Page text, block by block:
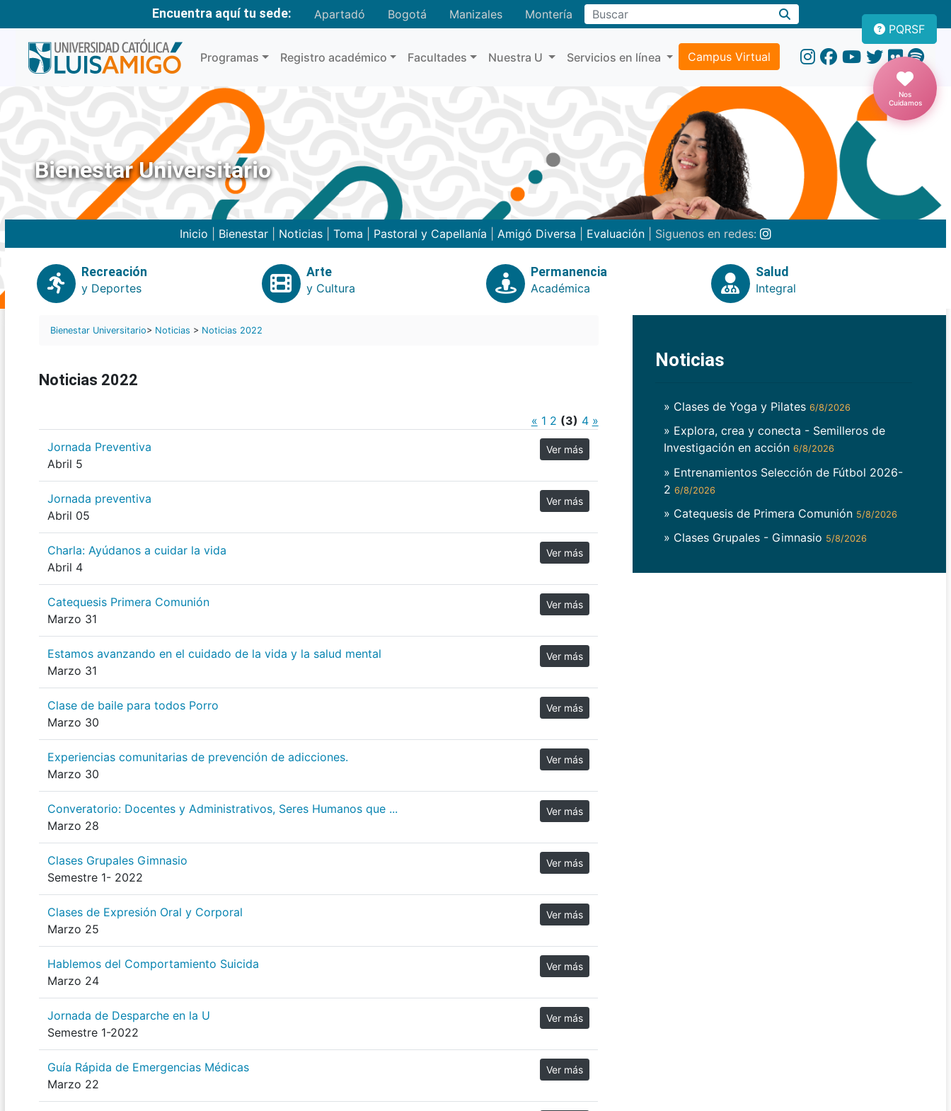
Encuentra aquí tu sede: Apartadó Bogotá Manizales MonteríaBuscar
Programas Registro académico Facultades Nuestra U Servicios en línea Campus Virtual
PQRSF
Nos
Cuidamos
Bienestar Universitario
Inicio Bienestar Noticias Toma Pastoral y Capellanía Amigó Diversa Evaluación | Siguenos en redes:
Recreación
y Deportes
Arte
y Cultura
Permanencia
Académica
Salud
Integral
Bienestar Universitario> Noticias > Noticias 2022
Noticias 2022
« 1 2 (3) 4 »
Jornada Preventiva
Abril 5
Ver más
Jornada preventiva
Abril 05
Ver más
Charla: Ayúdanos a cuidar la vida
Abril 4
Ver más
Catequesis Primera Comunión
Marzo 31
Ver más
Estamos avanzando en el cuidado de la vida y la salud mental
Marzo 31
Ver más
Clase de baile para todos Porro
Marzo 30
Ver más
Experiencias comunitarias de prevención de adicciones.
Marzo 30
Ver más
Converatorio: Docentes y Administrativos, Seres Humanos que ...
Marzo 28
Ver más
Clases Grupales Gimnasio
Semestre 1- 2022
Ver más
Clases de Expresión Oral y Corporal
Marzo 25
Ver más
Hablemos del Comportamiento Suicida
Marzo 24
Ver más
Jornada de Desparche en la U
Semestre 1-2022
Ver más
Guía Rápida de Emergencias Médicas
Marzo 22
Ver más
Noticias
» Clases de Yoga y Pilates 6/8/2026
» Explora, crea y conecta - Semilleros de
Investigación en acción 6/8/2026
» Entrenamientos Selección de Fútbol 2026-
2 6/8/2026
» Catequesis de Primera Comunión 5/8/2026
» Clases Grupales - Gimnasio 5/8/2026